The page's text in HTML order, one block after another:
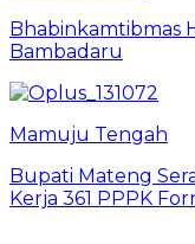
Bhabinkamtibmas
Bambadaru
Mamuju Tengah
Bupati Mateng
Kerja 361 PPPK